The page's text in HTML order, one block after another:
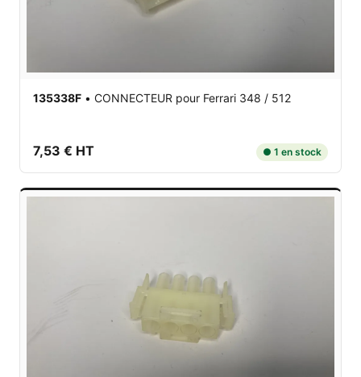
135338F • CONNECTEUR pour Ferrari 348 / 512
7,53 € HT ● 1 en stock